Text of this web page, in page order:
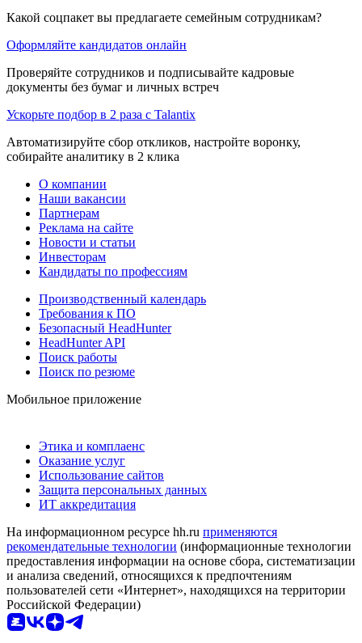
Какой соцпакет вы предлагаете семейным сотрудникам?
Оформляйте кандидатов онлайн
Проверяйте сотрудников и подписывайте кадровые
документы без бумаг и личных встреч
Ускорьте подбор в 2 раза с Talantix
Автоматизируйте сбор откликов, настройте воронку,
собирайте аналитику в 2 клика
О компании
Наши вакансии
Партнерам
Реклама на сайте
Новости и статьи
Инвесторам
Кандидаты по профессиям
Производственный календарь
Требования к ПО
Безопасный HeadHunter
HeadHunter API
Поиск работы
Поиск по резюме
Мобильное приложение
Этика и комплаенс
Оказание услуг
Использование сайтов
Защита персональных данных
ИТ аккредитация
На информационном ресурсе hh.ru применяются
рекомендательные технологии (информационные технологии
предоставления информации на основе сбора, систематизации
и анализа сведений, относящихся к предпочтениям
пользователей сети «Интернет», находящихся на территории
Российской Федерации)